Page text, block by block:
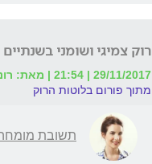
רוק צמיגי ושומני
29/11/2017 | 21:54 | מאת: רוני
מתוך פורום בלוטות הרוק
תשובת